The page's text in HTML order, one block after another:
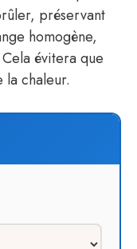
préservant
homogène,
évitera que
la chaleur.